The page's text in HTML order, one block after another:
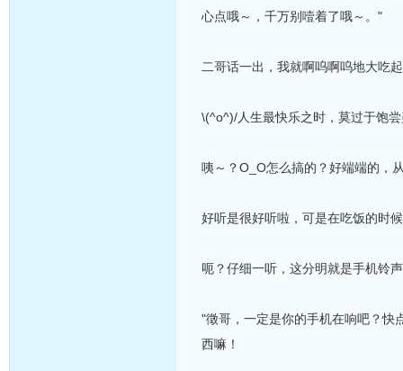
心点哦～，千万别噎着了哦～。"
二哥话一出，我就啊呜啊呜地大吃
\(^o^)/人生最快乐之时，莫过于饱
咦～？O_O怎么搞的？好端端的，
好听是很好听啦，可是在吃饭的时
呃？仔细一听，这分明就是手机铃
"徵哥，一定是你的手机在响吧？快
西嘛！